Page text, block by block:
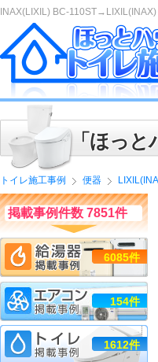
INAX(LIXIL) BC-110ST→LIXIL(INAX)
「ほっ
トイレ施工事例 便器
掲載事例件数 7851件
6085件
154件
1612件